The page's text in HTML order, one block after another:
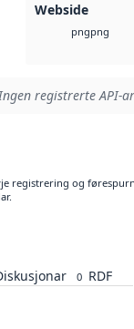
Webside
pngpng
registrerte API-
registrering og
0 RDF